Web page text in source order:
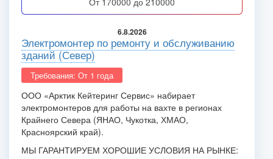
6.8.2026
Электромонтер по ремонту и обслуживанию
зданий (Север)
Требования: От 1 года
ООО «Арктик Кейтеринг Сервис» набирает
электромонтеров для работы на вахте в регионах
Крайнего Севера (ЯНАО, Чукотка, ХМАО,
Красноярский край).
МЫ ГАРАНТИРУЕМ ХОРОШИЕ УСЛОВИЯ НА РЫНКЕ: